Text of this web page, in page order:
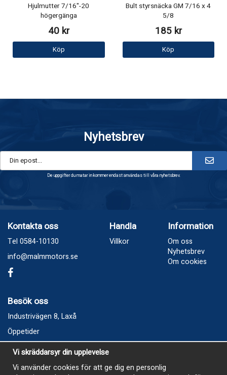
Hjulmutter 7/16"-20
högergänga
40 kr
Köp
Bult styrsnäcka GM 7/16 x 4
5/8
185 kr
Köp
Nyhetsbrev
De uppgifter du matar in kommer endast användas till våra nyhetsbrev.
Kontakta oss
Tel 0584-10130
info@malmmotors.se
Handla
Villkor
Information
Om oss
Nyhetsbrev
Om cookies
Besök oss
Industrivägen 8, Laxå
Öppetider
Vecka 32
Måndag kl 9-12, kl 13 - 15
Onsdag kl 9-12, kl 13 - 15
Vi skräddarsyr din upplevelse
Vi använder cookies för att ge dig en personlig